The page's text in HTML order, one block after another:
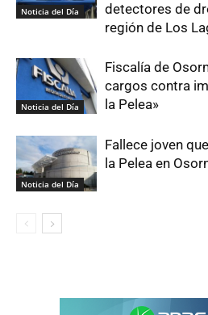
Noticia del Día
detectores de
región de Los
Noticia del Día
Fiscalía de
cargos contra
la Pelea»
Noticia del Día
Fallece joven
la Pelea en